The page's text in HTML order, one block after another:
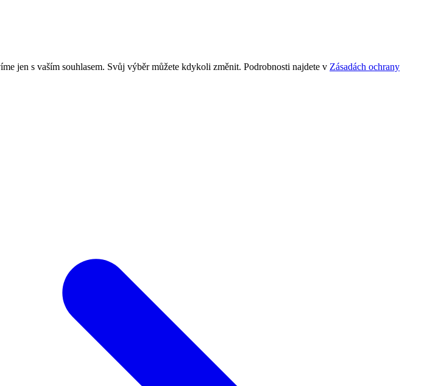
jen s vaším souhlasem. Svůj výběr můžete kdykoli změnit. Podrobnosti najdete v Zásadách ochrany